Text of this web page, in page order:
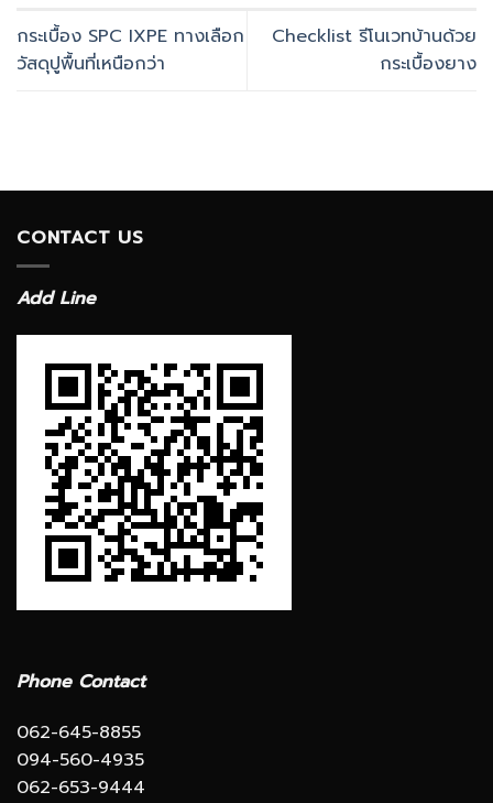
กระเบื้อง SPC IXPE ทางเลือก
วัสดุปูพื้นที่เหนือกว่า
Checklist รีโนเวทบ้านด้วย
กระเบื้องยาง
CONTACT US
Add Line
Phone Contact
062-645-8855
094-560-4935
062-653-9444